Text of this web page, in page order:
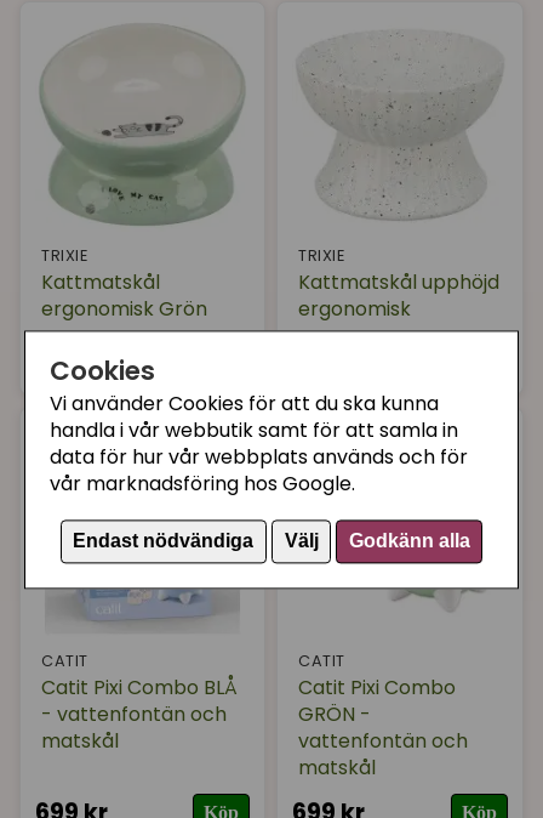
Cookies
Vi använder Cookies för att du ska kunna
handla i vår webbutik samt för att samla in
data för hur vår webbplats används och för
vår marknadsföring hos Google.
Endast nödvändiga Välj Godkänn alla
TRIXIE
Kattmatskål
ergonomisk Grön
99 kr
TRIXIE
Kattmatskål upphöjd
ergonomisk
CATIT
Catit Pixi Combo BLÅ
- vattenfontän och
matskål
Köp
CATIT
Catit Pixi Combo
GRÖN -
vattenfontän och
matskål
Köp